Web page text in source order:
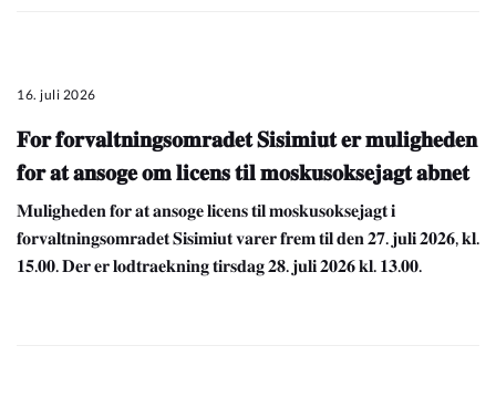
16. juli 2026
𝐅𝐨𝐫 𝐟𝐨𝐫𝐯𝐚𝐥𝐭𝐧𝐢𝐧𝐠𝐬𝐨𝐦𝐫𝐚𝐝𝐞𝐭 𝐒𝐢𝐬𝐢𝐦𝐢𝐮𝐭 𝐞𝐫 𝐦𝐮𝐥𝐢𝐠𝐡𝐞𝐝𝐞𝐧
𝐟𝐨𝐫 𝐚𝐭 𝐚𝐧𝐬𝐨𝐠𝐞 𝐨𝐦 𝐥𝐢𝐜𝐞𝐧𝐬 𝐭𝐢𝐥 𝐦𝐨𝐬𝐤𝐮𝐬𝐨𝐤𝐬𝐞𝐣𝐚𝐠𝐭 𝐚𝐛𝐧𝐞𝐭
𝐌𝐮𝐥𝐢𝐠𝐡𝐞𝐝𝐞𝐧 𝐟𝐨𝐫 𝐚𝐭 𝐚𝐧𝐬𝐨𝐠𝐞 𝐥𝐢𝐜𝐞𝐧𝐬 𝐭𝐢𝐥 𝐦𝐨𝐬𝐤𝐮𝐬𝐨𝐤𝐬𝐞𝐣𝐚𝐠𝐭 𝐢
𝐟𝐨𝐫𝐯𝐚𝐥𝐭𝐧𝐢𝐧𝐠𝐬𝐨𝐦𝐫𝐚𝐝𝐞𝐭 𝐒𝐢𝐬𝐢𝐦𝐢𝐮𝐭 𝐯𝐚𝐫𝐞𝐫 𝐟𝐫𝐞𝐦 𝐭𝐢𝐥 𝐝𝐞𝐧 𝟐𝟕. 𝐣𝐮𝐥𝐢 𝟐𝟎𝟐𝟔, 𝐤𝐥.
𝟏𝟓.𝟎𝟎. 𝐃𝐞𝐫 𝐞𝐫 𝐥𝐨𝐝𝐭𝐫𝐚𝐞𝐤𝐧𝐢𝐧𝐠 𝐭𝐢𝐫𝐬𝐝𝐚𝐠 𝟐𝟖. 𝐣𝐮𝐥𝐢 𝟐𝟎𝟐𝟔 𝐤𝐥. 𝟏𝟑.𝟎𝟎.